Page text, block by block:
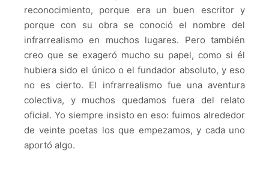
reconocimiento, porque era un buen escritor y
porque con su obra se conoció el nombre del
infrarrealismo en muchos lugares. Pero también
creo que se exageró mucho su papel, como si él
hubiera sido el único o el fundador absoluto, y eso
no es cierto. El infrarrealismo fue una aventura
colectiva, y muchos quedamos fuera del relato
oficial. Yo siempre insisto en eso: fuimos alrededor
de veinte poetas los que empezamos, y cada uno
aportó algo.